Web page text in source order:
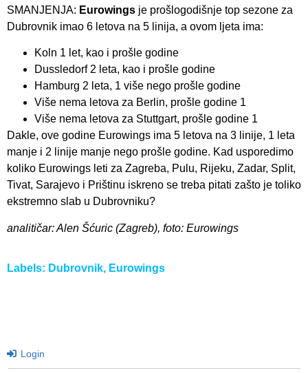
SMANJENJA: Eurowings je prošlogodišnje top sezone za
Dubrovnik imao 6 letova na 5 linija, a ovom ljeta ima:
Koln 1 let, kao i prošle godine
Dussledorf 2 leta, kao i prošle godine
Hamburg 2 leta, 1 više nego prošle godine
Više nema letova za Berlin, prošle godine 1
Više nema letova za Stuttgart, prošle godine 1
Dakle, ove godine Eurowings ima 5 letova na 3 linije, 1 leta
manje i 2 linije manje nego prošle godine. Kad usporedimo
koliko Eurowings leti za Zagreba, Pulu, Rijeku, Zadar, Split,
Tivat, Sarajevo i Prištinu iskreno se treba pitati zašto je toliko
ekstremno slab u Dubrovniku?
analitičar: Alen Šćuric (Zagreb), foto: Eurowings
Labels: Dubrovnik, Eurowings
Login